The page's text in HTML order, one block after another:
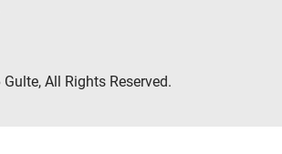
All Rights Reserved.